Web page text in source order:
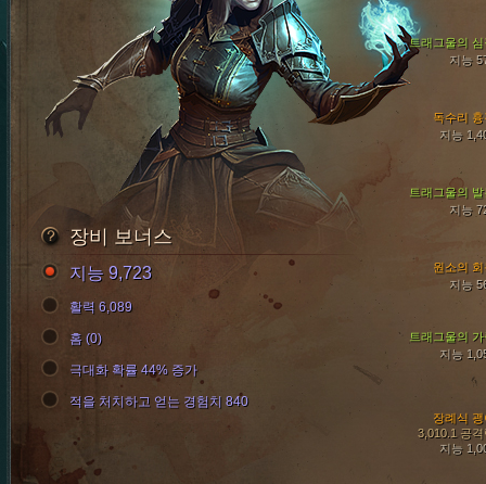
독수리 흉
지능
트래그울의 발
지능
트래그울의 심
지능
트래그울의 가
지능
장례식 괭
3,010.1 공격
지능
원소의 회
지능
장비 보너스
지능 9,723
활력 6,089
홈 (0)
극대화 확률 44% 증가
적을 처치하고 얻는 경험치 840